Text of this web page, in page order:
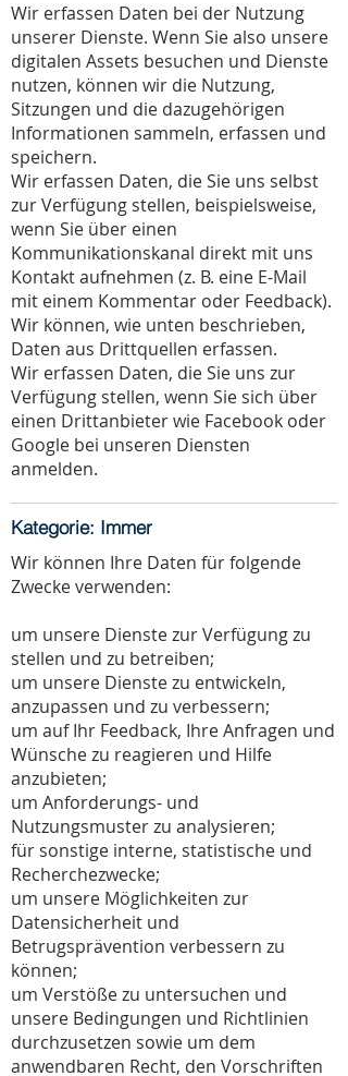
Wir erfassen Daten bei der Nutzung
unserer Dienste. Wenn Sie also unsere
digitalen Assets besuchen und Dienste
nutzen, können wir die Nutzung,
Sitzungen und die dazugehörigen
Informationen sammeln, erfassen und
speichern.
Wir erfassen Daten, die Sie uns selbst
zur Verfügung stellen, beispielsweise,
wenn Sie über einen
Kommunikationskanal direkt mit uns
Kontakt aufnehmen (z. B. eine E-Mail
mit einem Kommentar oder Feedback).
Wir können, wie unten beschrieben,
Daten aus Drittquellen erfassen.
Wir erfassen Daten, die Sie uns zur
Verfügung stellen, wenn Sie sich über
einen Drittanbieter wie Facebook oder
Google bei unseren Diensten
anmelden.
Kategorie: Immer
Wir können Ihre Daten für folgende
Zwecke verwenden:
um unsere Dienste zur Verfügung zu
stellen und zu betreiben;
um unsere Dienste zu entwickeln,
anzupassen und zu verbessern;
um auf Ihr Feedback, Ihre Anfragen und
Wünsche zu reagieren und Hilfe
anzubieten;
um Anforderungs- und
Nutzungsmuster zu analysieren;
für sonstige interne, statistische und
Recherchezwecke;
um unsere Möglichkeiten zur
Datensicherheit und
Betrugsprävention verbessern zu
können;
um Verstöße zu untersuchen und
unsere Bedingungen und Richtlinien
durchzusetzen sowie um dem
anwendbaren Recht, den Vorschriften